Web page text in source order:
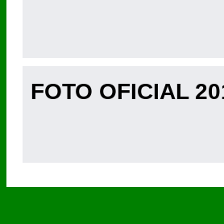
FOTO OFICIAL